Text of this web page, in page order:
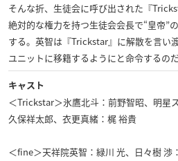
そんな折、生徒会に呼び出された『
絶対的な権力を持つ生徒会会長で“皇帝”
する。英智は『Trickstar』に解散を言い
ユニットに移籍するようにと命令するのだ
キャスト
＜Trickstar＞氷鷹北斗：前野智昭、明星
久保祥太郎、衣更真緒：梶 裕貴
＜fine＞天祥院英智：緑川 光、日々樹 渉